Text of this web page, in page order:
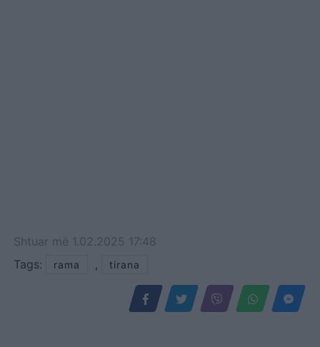
Shtuar më 1.02.2025 17:48
Tags:
rama , tirana